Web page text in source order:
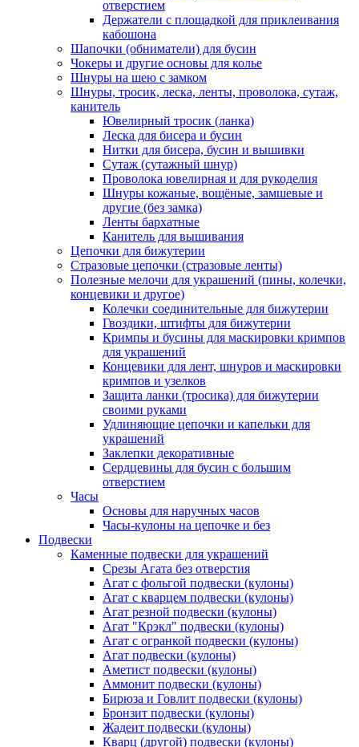
отверстием
Держатели с площадкой для приклеивания
кабошона
Шапочки (обниматели) для бусин
Чокеры и другие основы для колье
Шнуры на шею с замком
Шнуры, тросик, леска, ленты, проволока, сутаж,
канитель
Ювелирный тросик (ланка)
Леска для бисера и бусин
Нитки для бисера, бусин и вышивки
Сутаж (сутажный шнур)
Проволока ювелирная и для рукоделия
Шнуры кожаные, вощёные, замшевые и
другие (без замка)
Ленты бархатные
Канитель для вышивания
Цепочки для бижутерии
Стразовые цепочки (стразовые ленты)
Полезные мелочи для украшений (пины, колечки,
концевики и другое)
Колечки соединительные для бижутерии
Гвоздики, штифты для бижутерии
Кримпы и бусины для маскировки кримпов
для украшений
Концевики для лент, шнуров и маскировки
кримпов и узелков
Защита ланки (тросика) для бижутерии
своими руками
Удлиняющие цепочки и капельки для
украшений
Заклепки декоративные
Сердцевины для бусин с большим
отверстием
Часы
Основы для наручных часов
Часы-кулоны на цепочке и без
Подвески
Каменные подвески для украшений
Срезы Агата без отверстия
Агат с фольгой подвески (кулоны)
Агат с кварцем подвески (кулоны)
Агат резной подвески (кулоны)
Агат "Крэкл" подвески (кулоны)
Агат с огранкой подвески (кулоны)
Агат подвески (кулоны)
Аметист подвески (кулоны)
Аммонит подвески (кулоны)
Бирюза и Говлит подвески (кулоны)
Бронзит подвески (кулоны)
Жадеит подвески (кулоны)
Кварц (другой) подвески (кулоны)